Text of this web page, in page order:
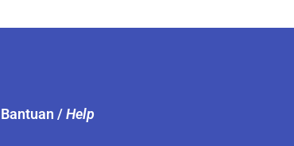
Bantuan /Help